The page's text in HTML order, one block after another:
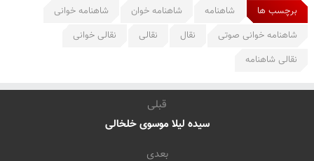
برچسب ها شاهنامه شاهنامه خوان
شاهنامه خوانی
شاهنامه خوانی صوتی
نقال نقالی
نقالی خوانی
نقالی شاهنامه
قبلی
سیده لیلا موسوی خلخالی
بعدی